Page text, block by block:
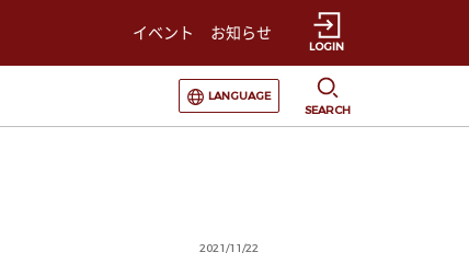
イベント お知らせ
LOGIN
選択すると言語の切替が発生します
LANGUAGE
SEARCH
2021/11/22